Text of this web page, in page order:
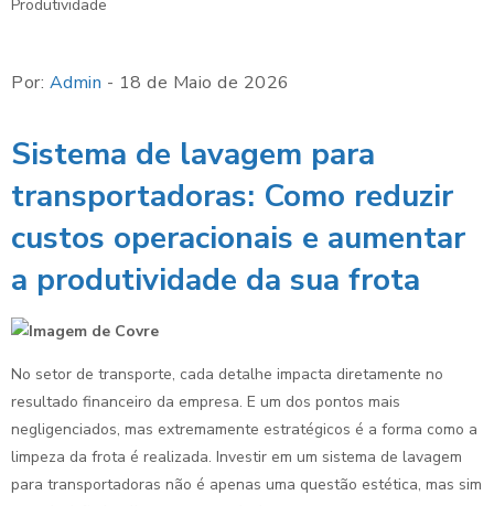
Por: Admin - 18 de Maio de 2026
Sistema de lavagem para
transportadoras: Como reduzir
custos operacionais e aumentar
a produtividade da sua frota
No setor de transporte, cada detalhe impacta diretamente no
resultado financeiro da empresa. E um dos pontos mais
negligenciados, mas extremamente estratégicos é a forma como a
limpeza da frota é realizada. Investir em um sistema de lavagem
para transportadoras não é apenas uma questão estética, mas sim